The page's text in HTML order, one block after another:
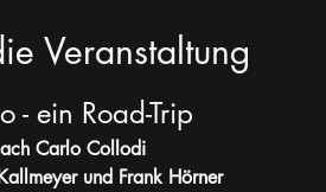
Veranstaltung
- ein Road-Trip
Carlo Collodi
und Frank Hörner